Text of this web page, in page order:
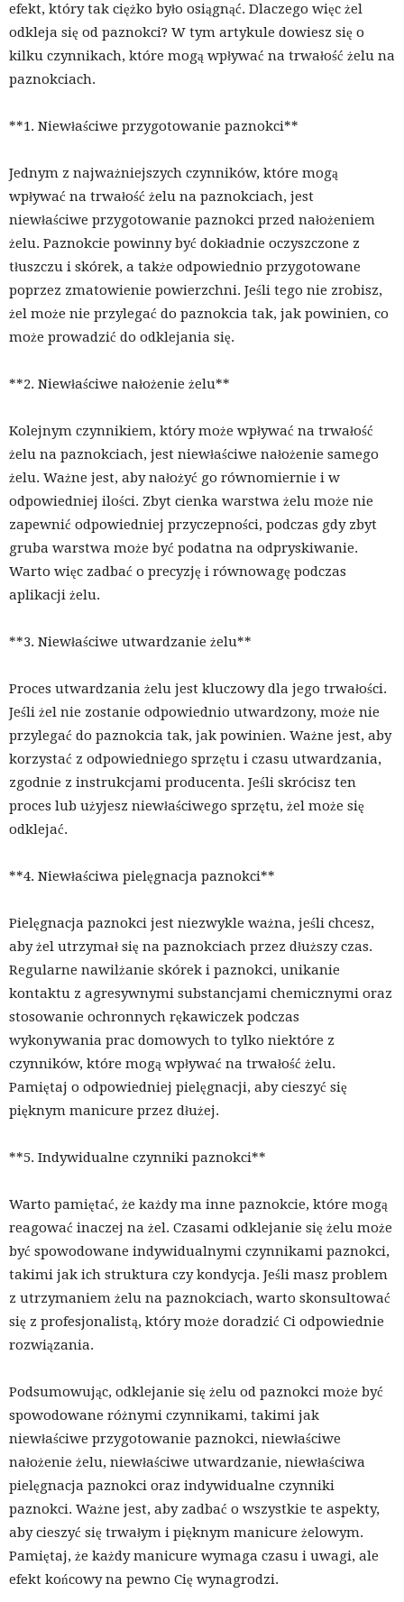
efekt, który tak ciężko było osiągnąć. Dlaczego więc żel
odkleja się od paznokci? W tym artykule dowiesz się o
kilku czynnikach, które mogą wpływać na trwałość żelu na
paznokciach.
**1. Niewłaściwe przygotowanie paznokci**
Jednym z najważniejszych czynników, które mogą
wpływać na trwałość żelu na paznokciach, jest
niewłaściwe przygotowanie paznokci przed nałożeniem
żelu. Paznokcie powinny być dokładnie oczyszczone z
tłuszczu i skórek, a także odpowiednio przygotowane
poprzez zmatowienie powierzchni. Jeśli tego nie zrobisz,
żel może nie przylegać do paznokcia tak, jak powinien, co
może prowadzić do odklejania się.
**2. Niewłaściwe nałożenie żelu**
Kolejnym czynnikiem, który może wpływać na trwałość
żelu na paznokciach, jest niewłaściwe nałożenie samego
żelu. Ważne jest, aby nałożyć go równomiernie i w
odpowiedniej ilości. Zbyt cienka warstwa żelu może nie
zapewnić odpowiedniej przyczepności, podczas gdy zbyt
gruba warstwa może być podatna na odpryskiwanie.
Warto więc zadbać o precyzję i równowagę podczas
aplikacji żelu.
**3. Niewłaściwe utwardzanie żelu**
Proces utwardzania żelu jest kluczowy dla jego trwałości.
Jeśli żel nie zostanie odpowiednio utwardzony, może nie
przylegać do paznokcia tak, jak powinien. Ważne jest, aby
korzystać z odpowiedniego sprzętu i czasu utwardzania,
zgodnie z instrukcjami producenta. Jeśli skrócisz ten
proces lub użyjesz niewłaściwego sprzętu, żel może się
odklejać.
**4. Niewłaściwa pielęgnacja paznokci**
Pielęgnacja paznokci jest niezwykle ważna, jeśli chcesz,
aby żel utrzymał się na paznokciach przez dłuższy czas.
Regularne nawilżanie skórek i paznokci, unikanie
kontaktu z agresywnymi substancjami chemicznymi oraz
stosowanie ochronnych rękawiczek podczas
wykonywania prac domowych to tylko niektóre z
czynników, które mogą wpływać na trwałość żelu.
Pamiętaj o odpowiedniej pielęgnacji, aby cieszyć się
pięknym manicure przez dłużej.
**5. Indywidualne czynniki paznokci**
Warto pamiętać, że każdy ma inne paznokcie, które mogą
reagować inaczej na żel. Czasami odklejanie się żelu może
być spowodowane indywidualnymi czynnikami paznokci,
takimi jak ich struktura czy kondycja. Jeśli masz problem
z utrzymaniem żelu na paznokciach, warto skonsultować
się z profesjonalistą, który może doradzić Ci odpowiednie
rozwiązania.
Podsumowując, odklejanie się żelu od paznokci może być
spowodowane różnymi czynnikami, takimi jak
niewłaściwe przygotowanie paznokci, niewłaściwe
nałożenie żelu, niewłaściwe utwardzanie, niewłaściwa
pielęgnacja paznokci oraz indywidualne czynniki
paznokci. Ważne jest, aby zadbać o wszystkie te aspekty,
aby cieszyć się trwałym i pięknym manicure żelowym.
Pamiętaj, że każdy manicure wymaga czasu i uwagi, ale
efekt końcowy na pewno Cię wynagrodzi.